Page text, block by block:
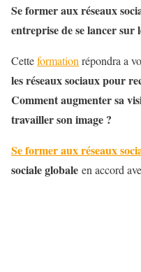
Se former aux réseaux
entreprise de se lancer sur
Cetteformation répondra a
les réseaux sociaux pour
Comment augmenter sa
travailler son image ?
Se former aux réseaux
sociale globale en accord